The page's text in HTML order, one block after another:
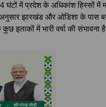
घंटों में प्रदेश के अधिकांश हिस्सों में
अनुसार झारखंड और ओडिशा के पास
इलाकों में भारी वर्षा की संभावना